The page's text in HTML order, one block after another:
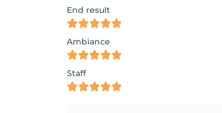
End result
Ambiance
Staff